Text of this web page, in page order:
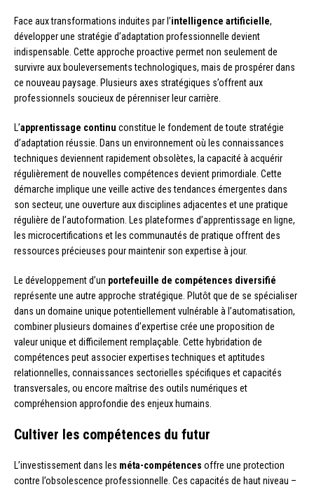
Face aux transformations induites par l’intelligence artificielle,
développer une stratégie d’adaptation professionnelle devient
indispensable. Cette approche proactive permet non seulement de
survivre aux bouleversements technologiques, mais de prospérer dans
ce nouveau paysage. Plusieurs axes stratégiques s’offrent aux
professionnels soucieux de pérenniser leur carrière.
L’apprentissage continu constitue le fondement de toute stratégie
d’adaptation réussie. Dans un environnement où les connaissances
techniques deviennent rapidement obsolètes, la capacité à acquérir
régulièrement de nouvelles compétences devient primordiale. Cette
démarche implique une veille active des tendances émergentes dans
son secteur, une ouverture aux disciplines adjacentes et une pratique
régulière de l’autoformation. Les plateformes d’apprentissage en ligne,
les microcertifications et les communautés de pratique offrent des
ressources précieuses pour maintenir son expertise à jour.
Le développement d’un portefeuille de compétences diversifié
représente une autre approche stratégique. Plutôt que de se spécialiser
dans un domaine unique potentiellement vulnérable à l’automatisation,
combiner plusieurs domaines d’expertise crée une proposition de
valeur unique et difficilement remplaçable. Cette hybridation de
compétences peut associer expertises techniques et aptitudes
relationnelles, connaissances sectorielles spécifiques et capacités
transversales, ou encore maîtrise des outils numériques et
compréhension approfondie des enjeux humains.
Cultiver les compétences du futur
L’investissement dans les méta-compétences offre une protection
contre l’obsolescence professionnelle. Ces capacités de haut niveau –